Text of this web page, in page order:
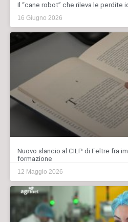
Il “cane robot” che rileva le perdite
16 Giugno 2026
Nuovo slancio al CILP di Feltre fra
formazione
12 Maggio 2026